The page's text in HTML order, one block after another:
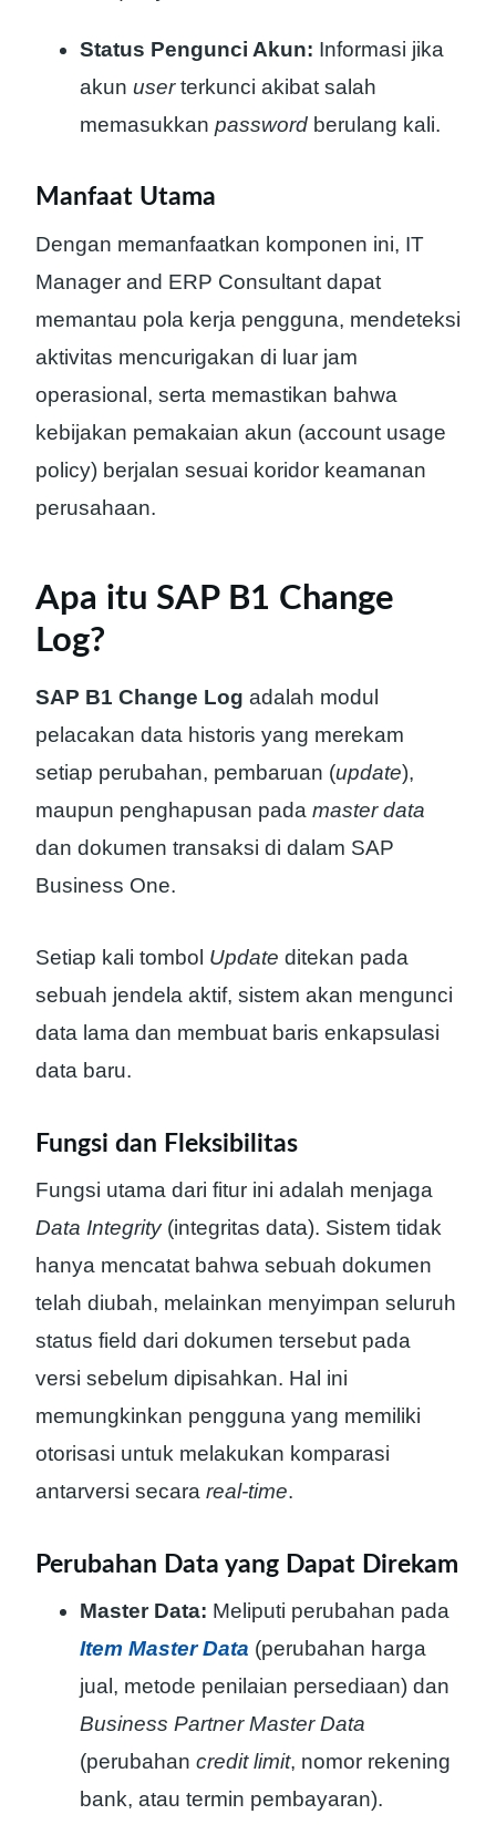
Status Pengunci Akun: Informasi jika
akun userterkunci akibat salah
memasukkan password berulang kali.
Manfaat Utama
Dengan memanfaatkan komponen ini, IT
Manager and ERP Consultant dapat
memantau pola kerja pengguna, mendeteksi
aktivitas mencurigakan di luar jam
operasional, serta memastikan bahwa
kebijakan pemakaian akun (account usage
policy) berjalan sesuai koridor keamanan
perusahaan.
Apa itu SAP B1 Change
Log?
SAP B1 Change Log adalah modul
pelacakan data historis yang merekam
setiap perubahan, pembaruan (update),
maupun penghapusan pada master data
dan dokumen transaksi di dalam SAP
Business One.
Setiap kali tombol Update ditekan pada
sebuah jendela aktif, sistem akan mengunci
data lama dan membuat baris enkapsulasi
data baru.
Fungsi dan Fleksibilitas
Fungsi utama dari fitur ini adalah menjaga
Data Integrity(integritas data). Sistem tidak
hanya mencatat bahwa sebuah dokumen
telah diubah, melainkan menyimpan seluruh
status field dari dokumen tersebut pada
versi sebelum dipisahkan. Hal ini
memungkinkan pengguna yang memiliki
otorisasi untuk melakukan komparasi
antarversi secara real-time.
Perubahan Data yang Dapat Direkam
Master Data: Meliputi perubahan pada
Item Master Data (perubahan harga
jual, metode penilaian persediaan) dan
Business Partner Master Data
(perubahan credit limit, nomor rekening
bank, atau termin pembayaran).